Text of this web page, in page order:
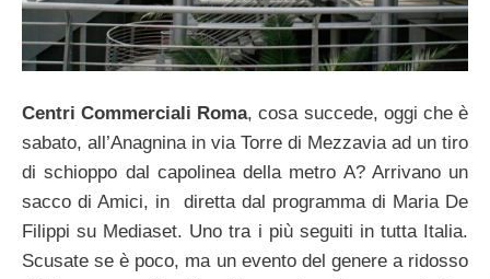
Centri Commerciali Roma, cosa succede, oggi che è
sabato, all’Anagnina in via Torre di Mezzavia ad un tiro
di schioppo dal capolinea della metro A? Arrivano un
sacco di Amici, in diretta dal programma di Maria De
Filippi su Mediaset. Uno tra i più seguiti in tutta Italia.
Scusate se è poco, ma un evento del genere a ridosso